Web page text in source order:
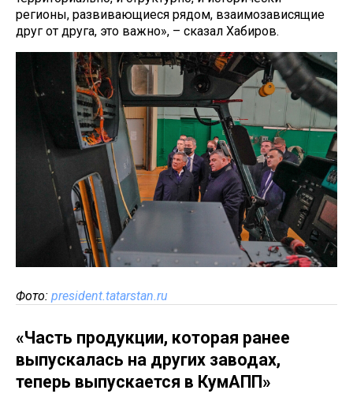
регионы, развивающиеся рядом, взаимозависящие
друг от друга, это важно», – сказал Хабиров.
Фото: president.tatarstan.ru
«Часть продукции, которая ранее
выпускалась на других заводах,
теперь выпускается в КумАПП»